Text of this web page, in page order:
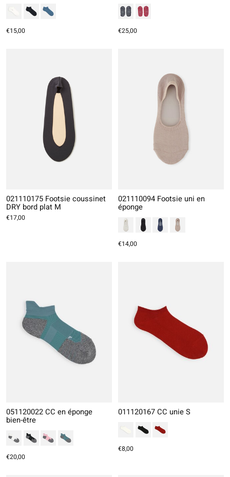
€15,00 €25,00
021110175 Footsie coussinet
DRY bord plat M
€17,00
021110094 Footsie uni en
éponge
€14,00
051120022 CC en éponge
bien-être
€20,00
011120167 CC unie S
€8,00